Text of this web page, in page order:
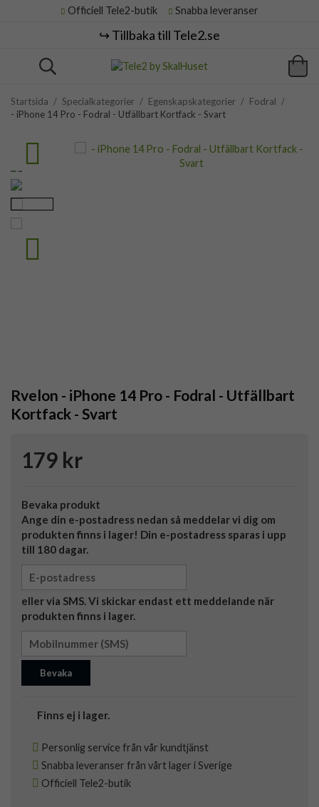
Officiell Tele2-butik Snabba leveranser
↪️ Tillbaka till Tele2.se
Startsida / Specialkategorier / Egenskapskategorier / Fodral /
- iPhone 14 Pro - Fodral - Utfällbart Kortfack - Svart
Rvelon - iPhone 14 Pro - Fodral - Utfällbart
Kortfack - Svart
179 kr
Bevaka produkt
Ange din e-postadress nedan så meddelar vi dig om
produkten finns i lager! Din e-postadress sparas i upp
till 180 dagar.
eller via SMS. Vi skickar endast ett meddelande när
produkten finns i lager.
Bevaka
Finns ej i lager.
Personlig service från vår kundtjänst
Snabba leveranser från vårt lager i Sverige
Officiell Tele2-butik